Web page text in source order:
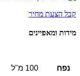
קבל הצעת מחיר
מידות ומאפיינים
נפח 100 מ"ל